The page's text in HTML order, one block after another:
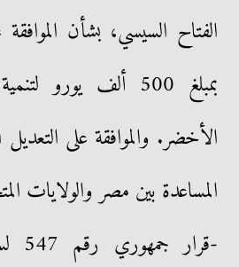
الفتاح السيسي، بشأن
بمبلغ 500 ألف يورو
الأخضر. والموافقة على التعديل
المساعدة بين مصر والولايات